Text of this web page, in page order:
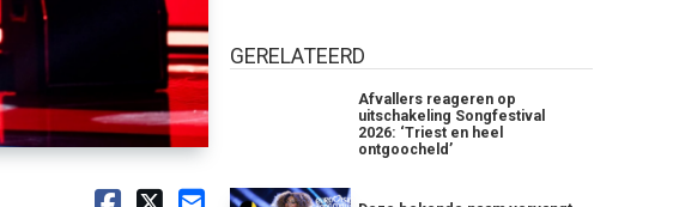
GERELATEERD
Afvallers reageren op
uitschakeling Songfestival
2026: ‘Triest en heel
ontgoocheld’